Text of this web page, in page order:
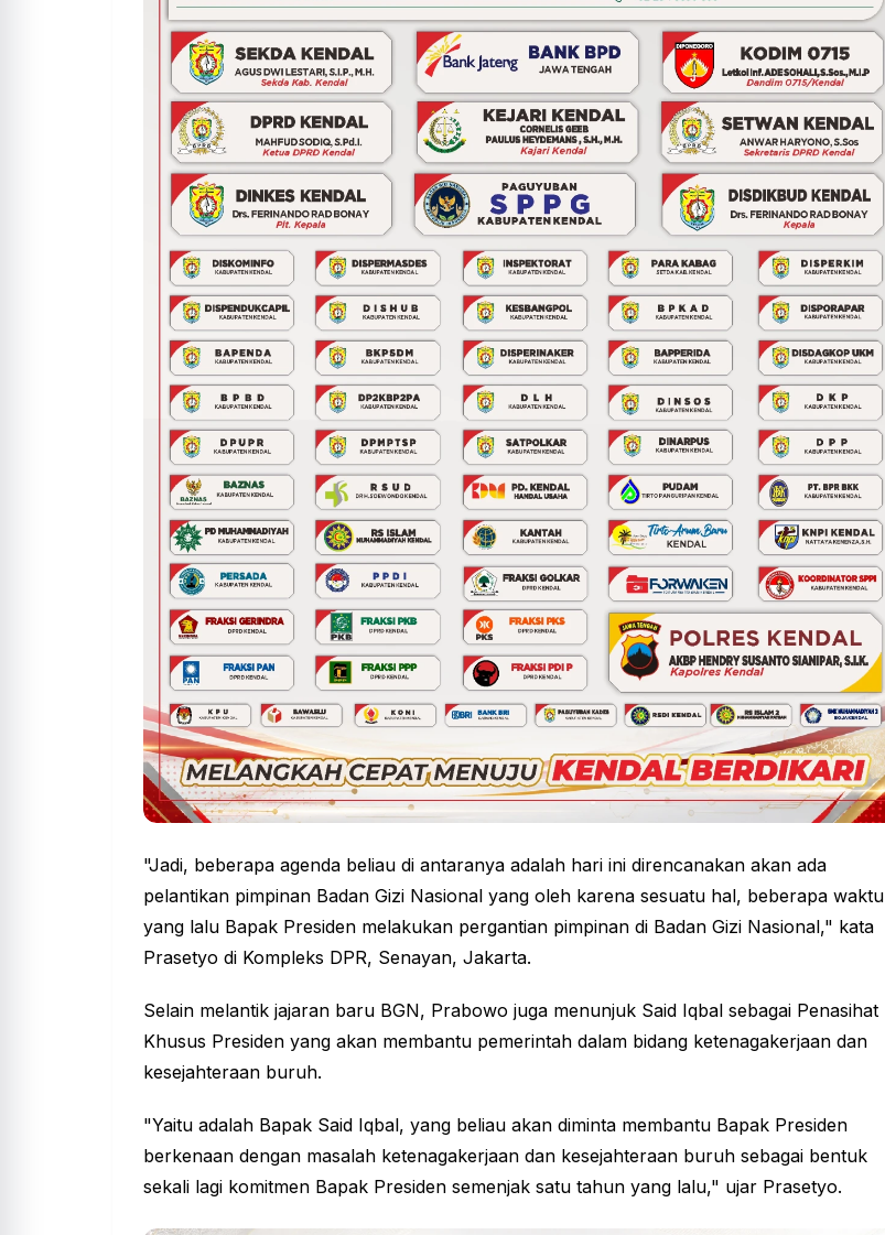
"Jadi, beberapa agenda beliau di antaranya adalah hari ini direncanakan akan ada
pelantikan pimpinan Badan Gizi Nasional yang oleh karena sesuatu hal, beberapa waktu
yang lalu Bapak Presiden melakukan pergantian pimpinan di Badan Gizi Nasional," kata
Prasetyo di Kompleks DPR, Senayan, Jakarta.
Selain melantik jajaran baru BGN, Prabowo juga menunjuk Said Iqbal sebagai Penasihat
Khusus Presiden yang akan membantu pemerintah dalam bidang ketenagakerjaan dan
kesejahteraan buruh.
"Yaitu adalah Bapak Said Iqbal, yang beliau akan diminta membantu Bapak Presiden
berkenaan dengan masalah ketenagakerjaan dan kesejahteraan buruh sebagai bentuk
sekali lagi komitmen Bapak Presiden semenjak satu tahun yang lalu," ujar Prasetyo.